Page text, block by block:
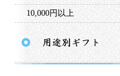
10,000円以上